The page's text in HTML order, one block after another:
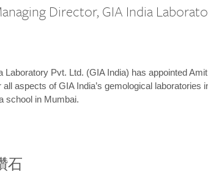
Director, GIA India
Laboratory Pvt. Ltd. (GIA India) has appointed
aspects of GIA India’s gemological laboratories
school in Mumbai.
石